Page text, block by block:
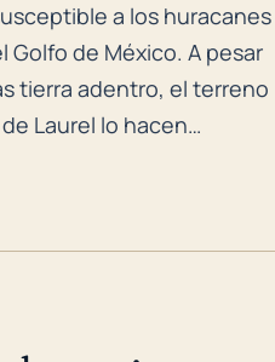
a los huracanes
Golfo de México. A pesar
tierra adentro, el terreno
Laurel lo hacen
especialmente